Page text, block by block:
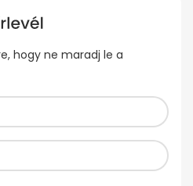
hogy ne maradj le a